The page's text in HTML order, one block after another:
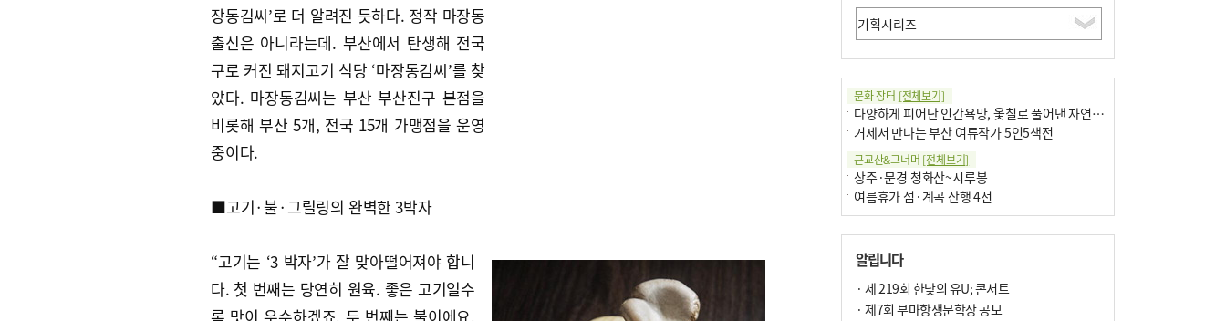
장동김씨’로 더 알려진 듯하다. 정작 마장동
출신은 아니라는데. 부산에서 탄생해 전국
구로 커진 돼지고기 식당 ‘마장동김씨’를 찾
았다. 마장동김씨는 부산 부산진구 본점을
비롯해 부산 5개, 전국 15개 가맹점을 운영
중이다.
■고기·불·그릴링의 완벽한 3박자
“고기는 ‘3 박자’가 잘 맞아떨어져야 합니
다. 첫 번째는 당연히 원육. 좋은 고기일수
록 맛이 우수하겠죠. 두 번째는 불이에요.
문화 장터 [전체보기]
다양하게 피어난 인간욕망, 옻칠로 풀어낸 자연의 이치
거제서 만나는 부산 여류작가 5인5색전
근교산&그너머 [전체보기]
상주·문경 청화산~시루봉
여름휴가 섬·계곡 산행 4선
알립니다
· 제 219회 한낮의 유U; 콘서트
· 제7회 부마항쟁문학상 공모